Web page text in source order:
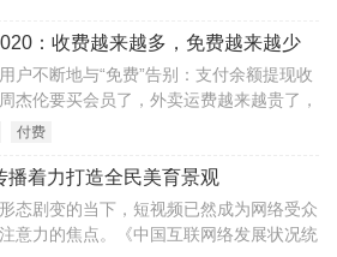
网速不仅有更好的生活体验，也为更多的
活力。
：收费越来越多，免费越来越少
户不断地与“免费”告别：支付余额提现收
杰伦要买会员了，外卖运费越来越贵了，
到2块了，热门剧集变成会员专享了，电
付费
播着力打造全民美育景观
态剧变的当下，短视频已然成为网络受众
意力的焦点。《中国互联网络发展状况统